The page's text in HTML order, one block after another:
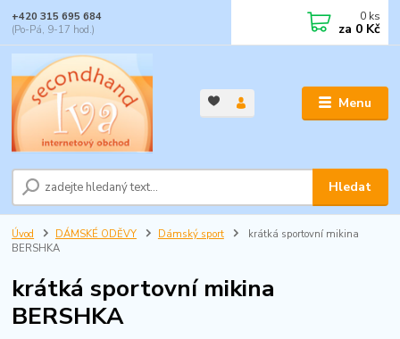
Menu
Hledat
+420 315 695 684
(Po-Pá, 9-17 hod.)
0 ks
za 0 Kč
Úvod DÁMSKÉ ODĚVY Dámský sport
krátká sportovní mikina
BERSHKA
krátká sportovní mikina
BERSHKA